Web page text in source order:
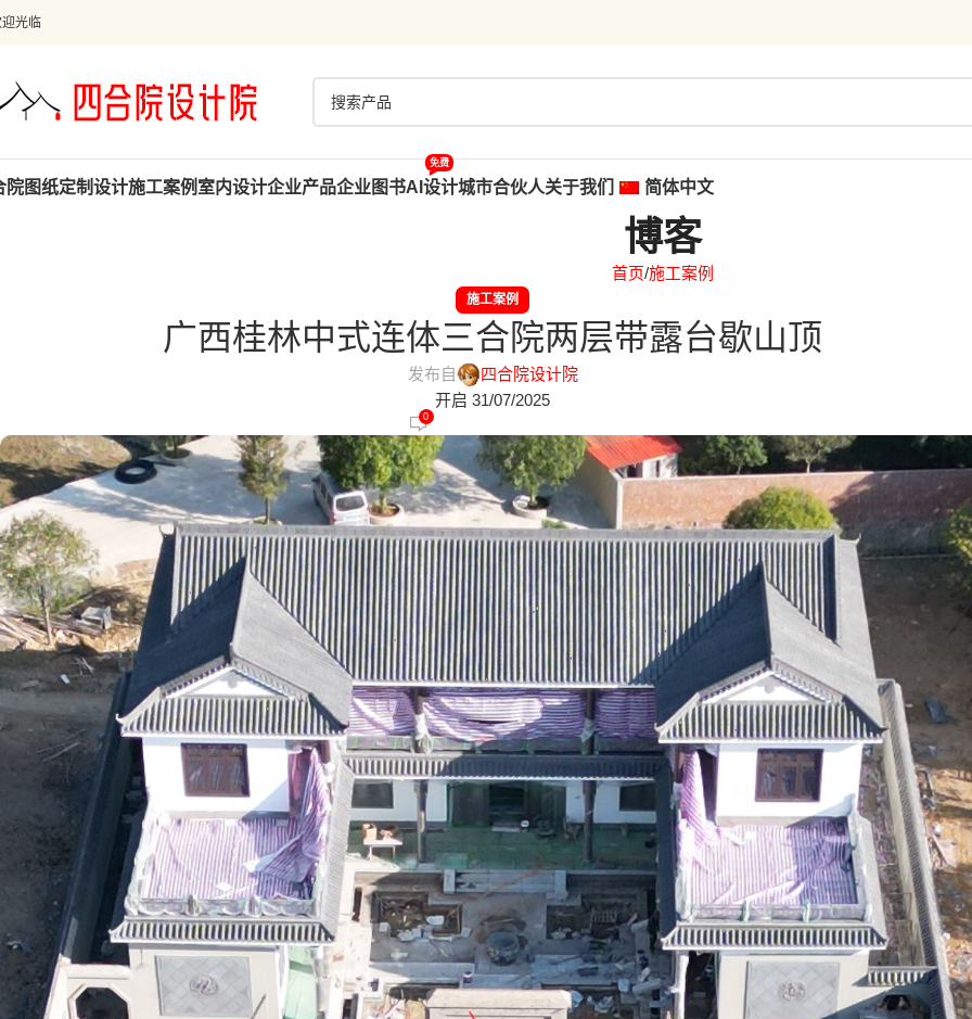
光临
院图纸定制设计施工案例 室内设计企业产品企业图书AI设计
免费
城市合伙人关于我们 简体中文
博客
首页 施工案例
施工案例
广西桂林中式连体三合院两层带露台歇山顶
发布自
四合院设计院
开启 31/07/2025
0